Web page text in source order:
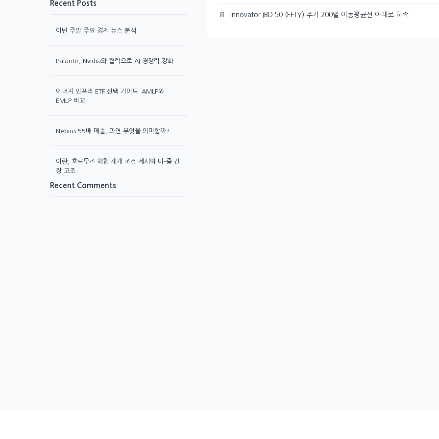
Recent Posts
이번 주말 주요 경제 뉴스 분석
Palantir, Nvidia와 협력으로 AI 경쟁력 강화
에너지 인프라 ETF 선택 가이드: AMLP와
EMLP 비교
Nebius 55배 매출, 과연 무엇을 의미할까?
이란, 호르무즈 해협 재개 조건 제시와 미-중 긴
장 고조
Recent Comments
📄 Innovator IBD 50 (FFTY) 주가 200일 이동평균선 아래로 하락